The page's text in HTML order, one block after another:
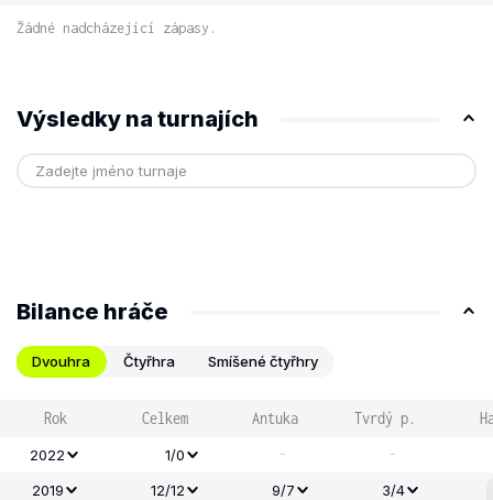
Žádné nadcházející zápasy.
Výsledky na turnajích
Bilance hráče
Dvouhra Čtyřhra Smíšené čtyřhry
Rok Celkem Antuka Tvrdý p.
2022 1/0 - -
2019 12/12 9/7 3/4